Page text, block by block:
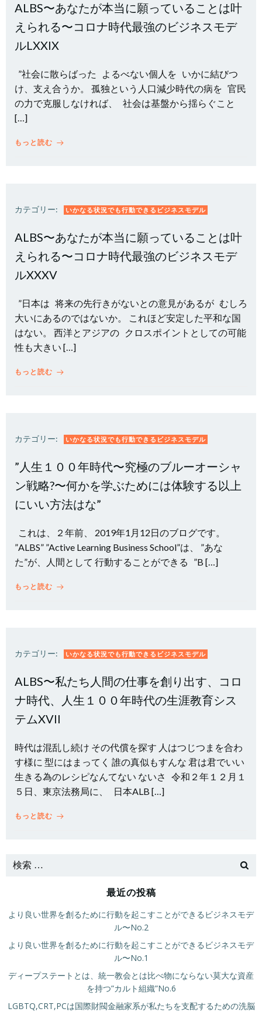
ALBS〜あなたが本当に願っていることは叶
えられる〜コロナ時代最強のビジネスモデ
ルLXXIX
”社会に散らばった よるべない個人を いかに結びつ
け、支え合うか。 孤独という人口減少時代の病を 官民
の力で克服しなければ、 社会は基盤から揺らぐこと
[…]
もっと読む
カテゴリー: いかなる状況でも行動できるビジネスモデル
ALBS〜あなたが本当に願っていることは叶
えられる〜コロナ時代最強のビジネスモデ
ルXXXV
”日本は 将来の先行きがないとの意見があるが むしろ
大いにあるのではないか。 これほど安定した平和な国
はない。 西洋とアジアの クロスポイントとしての可能
性も大きい […]
もっと読む
カテゴリー: いかなる状況でも行動できるビジネスモデル
”人生１００年時代〜究極のブルーオーシャ
ン戦略?〜何かを学ぶためには体験する以上
にいい方法はな”
これは、２年前、 2019年1月12日のブログです。
”ALBS” ”Active Learning Business School”は、 ”あな
た”が、人間として 行動することができる ”B […]
もっと読む
カテゴリー: いかなる状況でも行動できるビジネスモデル
ALBS〜私たち人間の仕事を創り出す、コロ
ナ時代、人生１００年時代の生涯教育シス
テムXVII
時代は混乱し続け その代償を探す 人はつじつまを合わ
す様に 型にはまってく 誰の真似もすんな 君は君でいい
生きる為のレシピなんてない ないさ 令和２年１２月１
５日、東京法務局に、 日本ALB […]
もっと読む
最近の投稿
より良い世界を創るために行動を起こすことができるビジネスモデ
ル〜No.2
より良い世界を創るために行動を起こすことができるビジネスモデ
ル〜No.1
ディープステートとは、統一教会とは比べ物にならない莫大な資産
を持つ”カルト組織”No.6
LGBTQ,CRT,PCは国際財閥金融家系が私たちを支配するための洗脳